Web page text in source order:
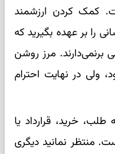
کمک کردن ارزشمند
را بر عهده بگیرید که
مرز روشن
ولی در نهایت احترام
خرید، قرارداد یا
منتظر نمانید دیگری